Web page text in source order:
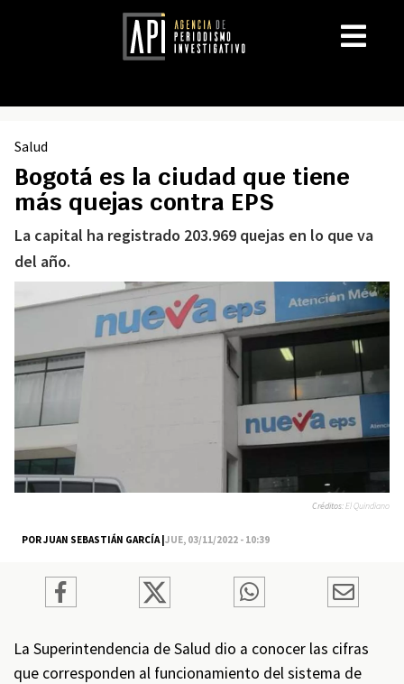
Salud
Bogotá es la ciudad que tiene
más quejas contra EPS
La capital ha registrado 203.969 quejas en lo que va
del año.
POR JUAN SEBASTIÁN GARCÍA |JUE, 03/11/2022 - 10:39
Créditos:El Quindiano
La Superintendencia de Salud dio a conocer las cifras
que corresponden al funcionamiento del sistema de